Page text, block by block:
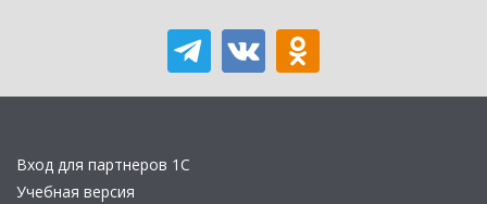
Вход для партнеров 1С
Учебная версия